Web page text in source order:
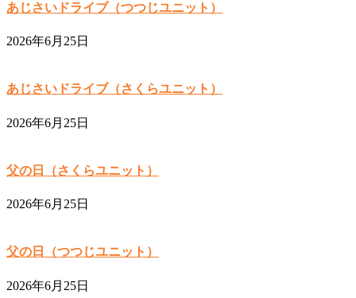
あじさいドライブ（つつじユニット）
2026年6月25日
あじさいドライブ（さくらユニット）
2026年6月25日
父の日（さくらユニット）
2026年6月25日
父の日（つつじユニット）
2026年6月25日